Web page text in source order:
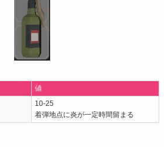
値
10-25
着弾地点に炎が一定時間留まる